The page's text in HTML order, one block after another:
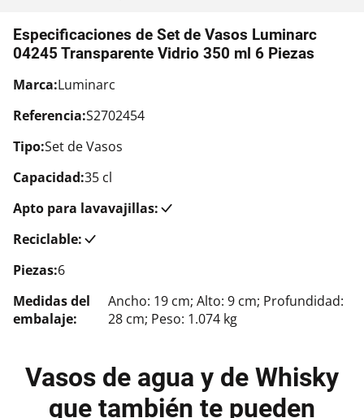
Especificaciones de Set de Vasos Luminarc
04245 Transparente Vidrio 350 ml 6 Piezas
Marca:Luminarc
Referencia:S2702454
Tipo:Set de Vasos
Capacidad:35 cl
Apto para lavavajillas:
Reciclable:
Piezas:6
Medidas del
embalaje:
Ancho: 19 cm; Alto: 9 cm; Profundidad:
28 cm; Peso: 1.074 kg
Vasos de agua y de Whisky
que también te pueden